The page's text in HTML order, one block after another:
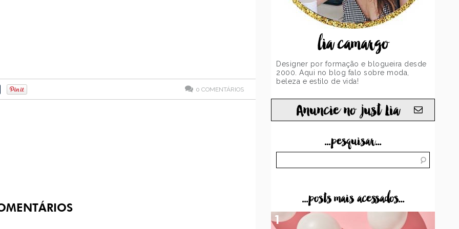
0 COMENTÁRIOS
lia camargo
Designer por formação e blogueira desde
2000. Aqui no blog falo sobre moda,
beleza e estilo de vida!
Anuncie no just Lia
...pesquisar...
...posts mais acessados...
1